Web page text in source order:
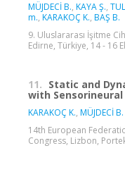
MÜJDECİ B., KAYA Ş.,
m., KARAKOÇ K., BAŞ B.
9. Uluslararası İşitme
Edirne, Türkiye, 14 - 16
11. Static and
with Sensorineural
KARAKOÇ K., MÜJDECİ B.
14th European
Congress, Lizbon,